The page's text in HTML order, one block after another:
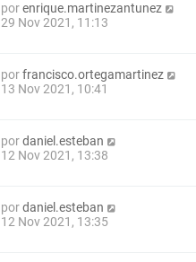
porenrique.martinezantunez
29 Nov 2021, 11:13
porfrancisco.ortegamartinez
13 Nov 2021, 10:41
pordaniel.esteban
12 Nov 2021, 13:38
pordaniel.esteban
12 Nov 2021, 13:35